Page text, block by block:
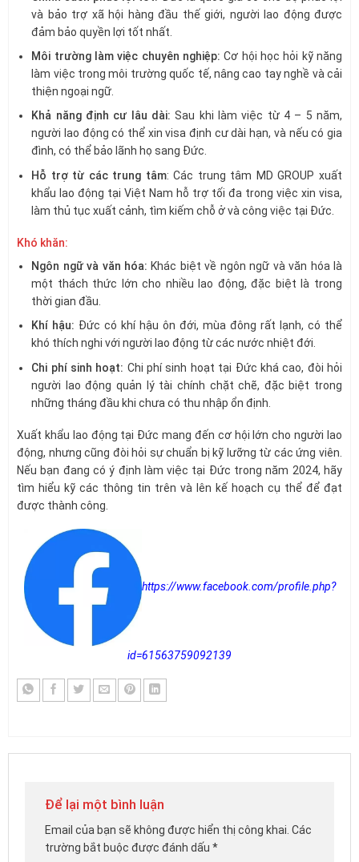
và bảo trợ xã hội hàng đầu thế giới, người lao động được
đảm bảo quyền lợi tốt nhất.
Môi trường làm việc chuyên nghiệp: Cơ hội học hỏi kỹ năng
làm việc trong môi trường quốc tế, nâng cao tay nghề và cải
thiện ngoại ngữ.
Khả năng định cư lâu dài: Sau khi làm việc từ 4 – 5 năm,
người lao động có thể xin visa định cư dài hạn, và nếu có gia
đình, có thể bảo lãnh họ sang Đức.
Hỗ trợ từ các trung tâm: Các trung tâm MD GROUP xuất
khẩu lao động tại Việt Nam hỗ trợ tối đa trong việc xin visa,
làm thủ tục xuất cảnh, tìm kiếm chỗ ở và công việc tại Đức.
Khó khăn:
Ngôn ngữ và văn hóa: Khác biệt về ngôn ngữ và văn hóa là
một thách thức lớn cho nhiều lao động, đặc biệt là trong
thời gian đầu.
Khí hậu: Đức có khí hậu ôn đới, mùa đông rất lạnh, có thể
khó thích nghi với người lao động từ các nước nhiệt đới.
Chi phí sinh hoạt: Chi phí sinh hoạt tại Đức khá cao, đòi hỏi
người lao động quản lý tài chính chặt chẽ, đặc biệt trong
những tháng đầu khi chưa có thu nhập ổn định.
Xuất khẩu lao động tại Đức mang đến cơ hội lớn cho người lao
động, nhưng cũng đòi hỏi sự chuẩn bị kỹ lưỡng từ các ứng viên.
Nếu bạn đang có ý định làm việc tại Đức trong năm 2024, hãy
tìm hiểu kỹ các thông tin trên và lên kế hoạch cụ thể để đạt
được thành công.
https://www.facebook.com/profile.php?
id=61563759092139
Để lại một bình luận
Email của bạn sẽ không được hiển thị công khai. Các
trường bắt buộc được đánh dấu *